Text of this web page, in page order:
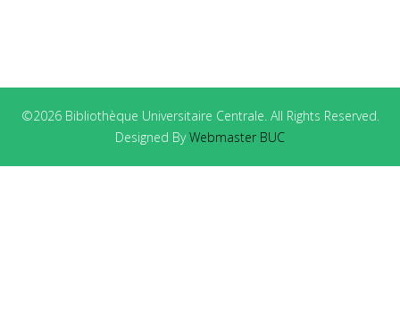
©2026 Bibliothèque Universitaire Centrale. All Rights Reserved.
Designed ByWebmaster BUC